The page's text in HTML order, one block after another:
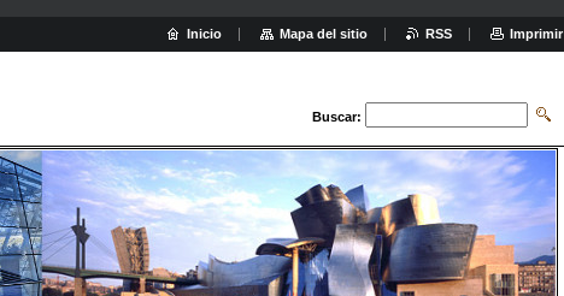
Buscar:
Inicio Mapa del sitio RSS Imprimir